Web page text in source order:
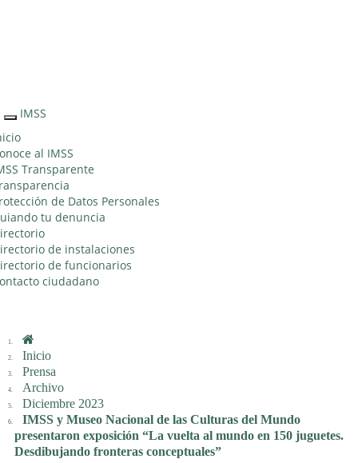
Interruptor
de
Navegación
IMSS
al IMSS
Transparente
de Datos Personales
tu denuncia
de instalaciones
de funcionarios
ciudadano
Inicio
Prensa
Archivo
Diciembre 2023
IMSS y Museo Nacional de las Culturas del Mundo
presentaron exposición “La vuelta al mundo en 150 juguetes.
Desdibujando fronteras conceptuales”